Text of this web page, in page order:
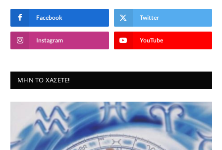
Facebook Twitter
Instagram YouTube
ΜΗΝ ΤΟ ΧΆΣΕΤΕ!